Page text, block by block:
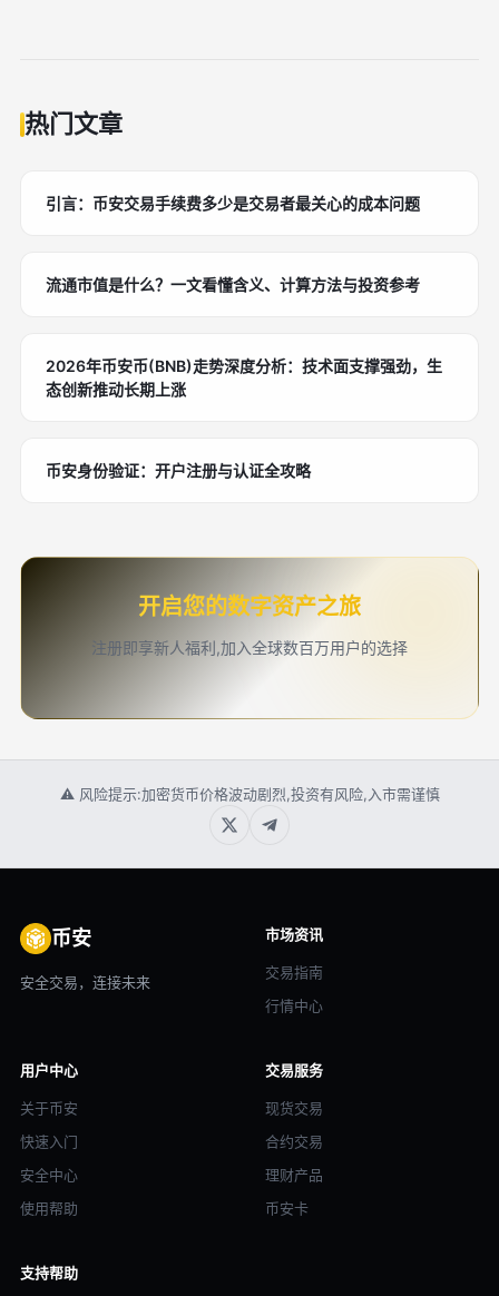
热门文章
引言：币安交易手续费多少是交易者最关心的成本问题
流通市值是什么？一文看懂含义、计算方法与投资参考
2026年币安币(BNB)走势深度分析：技术面支撑强劲，生
态创新推动长期上涨
币安身份验证：开户注册与认证全攻略
开启您的数字资产之旅
注册即享新人福利,加入全球数百万用户的选择
⚠ 风险提示:加密货币价格波动剧烈,投资有风险,入市需谨慎
币安
安全交易，连接未来
市场资讯
交易指南
行情中心
用户中心
关于币安
快速入门
安全中心
使用帮助
交易服务
现货交易
合约交易
理财产品
币安卡
支持帮助